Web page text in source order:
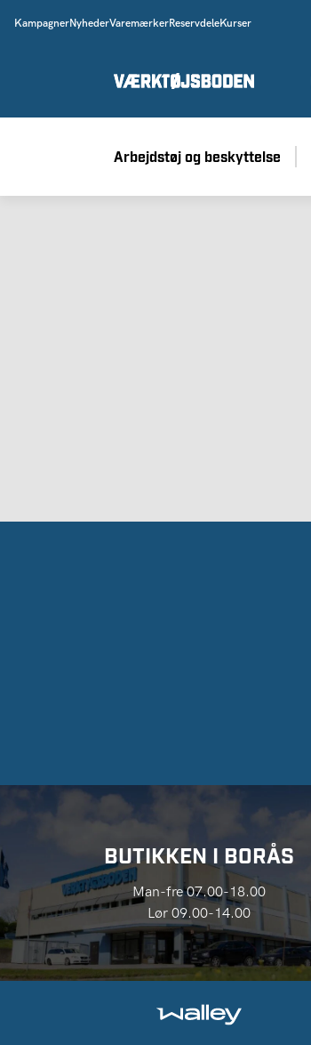
KampagnerNyhederVaremærkerReservdeleKurser
Arbejdstøj og beskyttelse
BUTIKKEN I BORÅS
Man-fre 07.00-18.00
Lør 09.00-14.00